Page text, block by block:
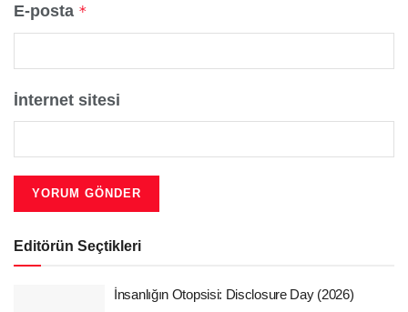
E-posta *
İnternet sitesi
Editörün Seçtikleri
İnsanlığın Otopsisi: Disclosure Day (2026)